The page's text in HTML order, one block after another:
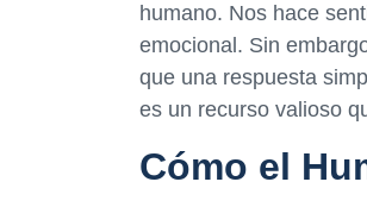
humano. Nos hace
emocional. Sin
que una respuesta
es un recurso valioso
Cómo el